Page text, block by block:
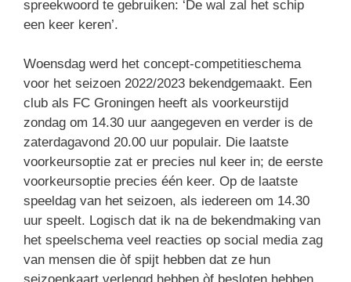
spreekwoord te gebruiken: ‘De wal zal het schip
een keer keren’.
Woensdag werd het concept-competitieschema
voor het seizoen 2022/2023 bekendgemaakt. Een
club als FC Groningen heeft als voorkeurstijd
zondag om 14.30 uur aangegeven en verder is de
zaterdagavond 20.00 uur populair. Die laatste
voorkeursoptie zat er precies nul keer in; de eerste
voorkeursoptie precies één keer. Op de laatste
speeldag van het seizoen, als iedereen om 14.30
uur speelt. Logisch dat ik na de bekendmaking van
het speelschema veel reacties op social media zag
van mensen die òf spijt hebben dat ze hun